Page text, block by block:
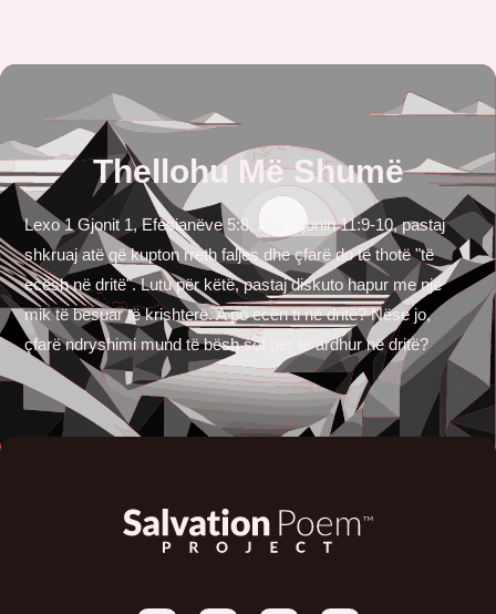
Thellohu Më Shumë
Lexo 1 Gjonit 1, Efesianëve 5:8, dhe Gjonin 11:9-10, pastaj
shkruaj atë që kupton rreth faljes dhe çfarë do të thotë "të
ecësh në dritë". Lutu për këtë, pastaj diskuto hapur me një
mik të besuar të krishterë. A po ecën ti në dritë? Nëse jo,
çfarë ndryshimi mund të bësh sot për të ardhur në dritë?